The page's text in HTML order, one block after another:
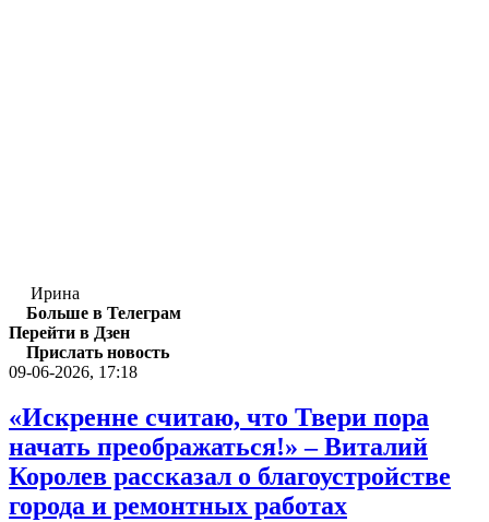
Ирина
Больше в Телеграм
Перейти в Дзен
Прислать новость
09-06-2026, 17:18
«Искренне считаю, что Твери пора
начать преображаться!» – Виталий
Королев рассказал о благоустройстве
города и ремонтных работах